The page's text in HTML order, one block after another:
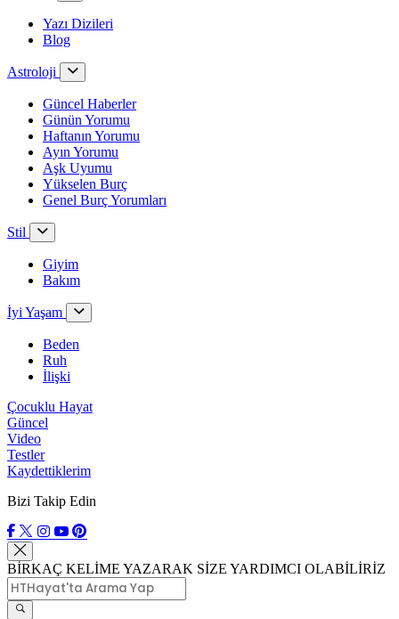
Yazı Dizileri
Blog
Astroloji
Güncel Haberler
Günün Yorumu
Haftanın Yorumu
Ayın Yorumu
Aşk Uyumu
Yükselen Burç
Genel Burç Yorumları
Stil
Giyim
Bakım
İyi Yaşam
Beden
Ruh
İlişki
Çocuklu Hayat
Güncel
Video
Testler
Kaydettiklerim
Bizi Takip Edin
BİRKAÇ KELİME YAZARAK SİZE YARDIMCI OLABİLİRİZ